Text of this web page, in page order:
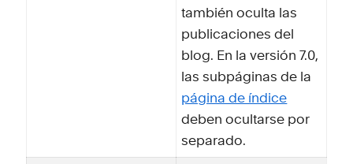
también oculta las
publicaciones del
blog. En la versión 7.0,
las subpáginas de la
página de índice
deben ocultarse por
separado.